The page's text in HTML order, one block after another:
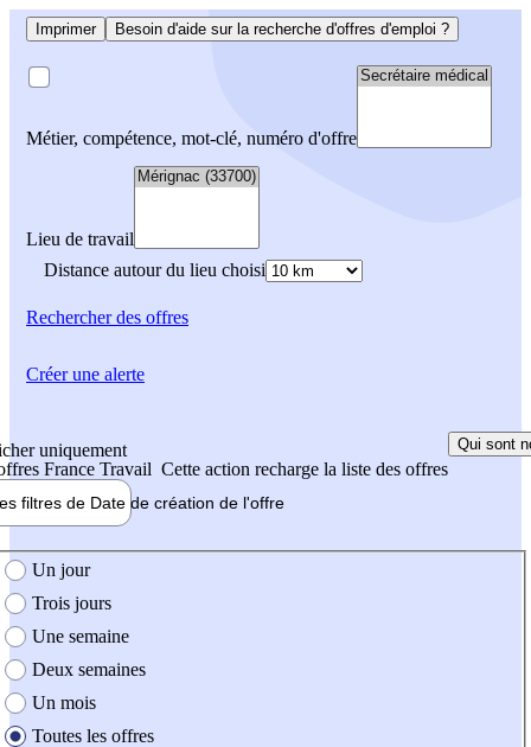
Imprimer Besoin d'aide sur la recherche d'offres d'emploi ?
Métier, compétence, mot-clé, numéro d'offre
Lieu de travail
Distance autour du lieu choisi
Rechercherdes offres
uniquement
France Travail Cette action recharge la liste des offres
Qui sont
filtres de Date de création de l'offre
création de l'offre
Un jour
Trois jours
Une semaine
Deux semaines
Un mois
Toutes les offres
Créer une alerte